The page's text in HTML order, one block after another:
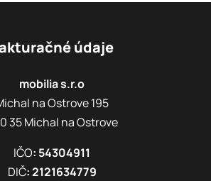
údaje
mobilia s.r.o
na Ostrove 195
35 Michal na Ostrove
IČO: 54304911
DIČ: 2121634779